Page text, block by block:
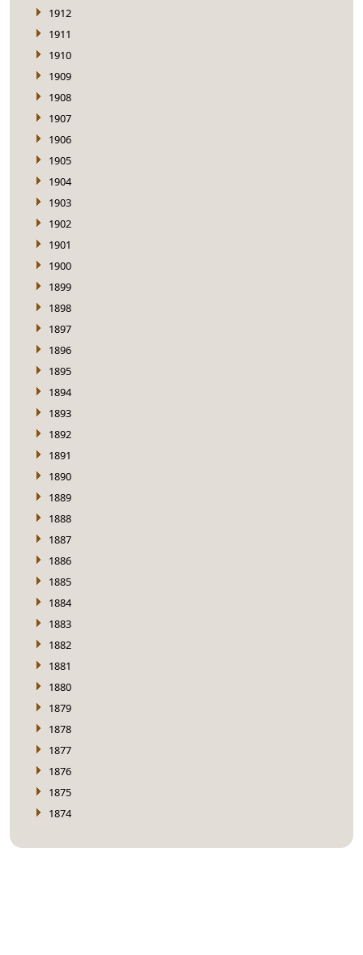
1912
1911
1910
1909
1908
1907
1906
1905
1904
1903
1902
1901
1900
1899
1898
1897
1896
1895
1894
1893
1892
1891
1890
1889
1888
1887
1886
1885
1884
1883
1882
1881
1880
1879
1878
1877
1876
1875
1874